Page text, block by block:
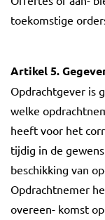
toekomstige
Artikel 5.
Opdrachtgever is
welke
heeft voor het
tijdig in de
beschikking van
Opdrachtnemer
overeen- komst